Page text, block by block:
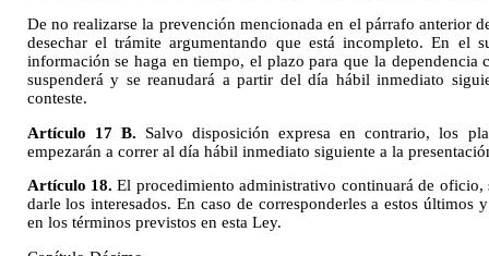
De no realizarse la prevención mencionada en el párrafo anterior
desechar el trámite argumentando que está incompleto. En el
información se haga en tiempo, el plazo para que la dependencia
suspenderá y se reanudará a partir del día hábil inmediato
conteste.
Artículo 17 B. Salvo disposición expresa en contrario, los
empezarán a correr al día hábil inmediato siguiente a la
Artículo 18.El procedimiento administrativo continuará de
darle los interesados. En caso de corresponderles a estos
en los términos previstos en esta Ley.